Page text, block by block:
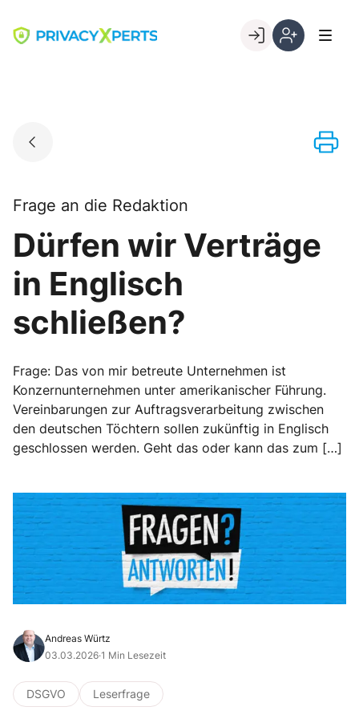
content
Go to landing page.
Frage an die Redaktion
Dürfen wir Verträge
in Englisch
schließen?
Frage: Das von mir betreute Unternehmen ist
Konzernunternehmen unter amerikanischer Führung.
Vereinbarungen zur Auftragsverarbeitung zwischen
den deutschen Töchtern sollen zukünftig in Englisch
geschlossen werden. Geht das oder kann das zum […]
Andreas Würtz
03.03.2026·1 Min Lesezeit
DSGVO Leserfrage